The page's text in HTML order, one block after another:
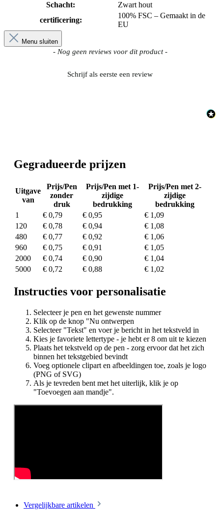
Schacht:
Zwart hout
certificering:
100% FSC – Gemaakt in de
EU
Menu sluiten
- Nog geen reviews voor dit product -
Schrijf als eerste een review
New content loaded
Gegradueerde prijzen
Uitgave
van
Prijs/Pen
zonder
druk
Prijs/Pen met 1-
zijdige
bedrukking
Prijs/Pen met 2-
zijdige
bedrukking
1
€ 0,79 € 0,95
€ 1,09
120
€ 0,78 € 0,94
€ 1,08
480
€ 0,77 € 0,92
€ 1,06
960
€ 0,75 € 0,91
€ 1,05
2000
€ 0,74 € 0,90
€ 1,04
5000
€ 0,72 € 0,88 € 1,02
Instructies voor personalisatie
Selecteer je pen en het gewenste nummer
Klik op de knop "Nu ontwerpen
Selecteer "Tekst" en voer je bericht in het tekstveld in
Kies je favoriete lettertype - je hebt er 8 om uit te kiezen
Plaats het tekstveld op de pen - zorg ervoor dat het zich
binnen het tekstgebied bevindt
Voeg optionele clipart en afbeeldingen toe, zoals je logo
(PNG of SVG)
Als je tevreden bent met het uiterlijk, klik je op
"Toevoegen aan mandje".
Vergelijkbare artikelen